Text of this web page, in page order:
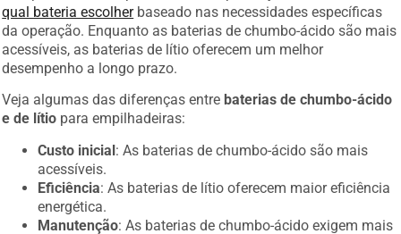
qual bateria escolherbaseado nas necessidades específicas
da operação. Enquanto as baterias de chumbo-ácido são mais
acessíveis, as baterias de lítio oferecem um melhor
desempenho a longo prazo.
Veja algumas das diferenças entre baterias de chumbo-ácido
e de lítio para empilhadeiras:
Custo inicial: As baterias de chumbo-ácido são mais
acessíveis.
Eficiência: As baterias de lítio oferecem maior eficiência
energética.
Manutenção: As baterias de chumbo-ácido exigem mais